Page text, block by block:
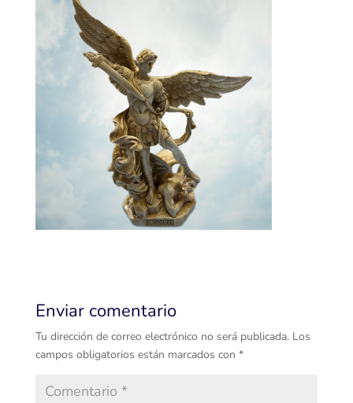
Enviar comentario
Tu dirección de correo electrónico no será publicada. Los
campos obligatorios están marcados con *